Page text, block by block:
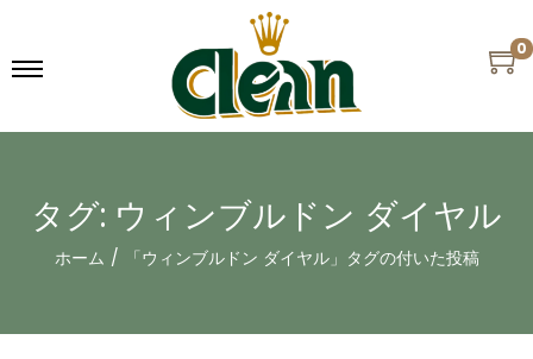
0
タグ: ウィンブルドン ダイヤル
ホーム / 「ウィンブルドン ダイヤル」タグの付いた投稿